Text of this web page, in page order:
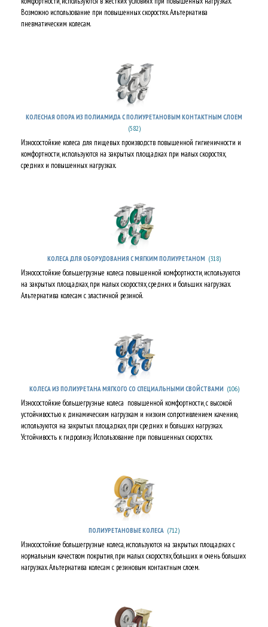
Возможно использование при повышенных скоростях. Альтернатива
пневматическим колесам.
КОЛЕСНАЯ ОПОРА ИЗ ПОЛИАМИДА С ПОЛИУРЕТАНОВЫМ КОНТАКТНЫМ СЛОЕМ
(582)
Износостойкие колеса для пищевых производств повышенной гигиеничности и
комфортности, используются на закрытых площадках при малых скоростях,
средних и повышенных нагрузках.
КОЛЕСА ДЛЯ ОБОРУДОВАНИЯ С МЯГКИМ ПОЛИУРЕТАНОМ (318)
Износостойкие большегрузные колеса повышенной комфортности, используются
на закрытых площадках, при малых скоростях, средних и больших нагрузках.
Альтернатива колесам с эластичной резиной.
КОЛЕСА ИЗ ПОЛИУРЕТАНА МЯГКОГО СО СПЕЦИАЛЬНЫМИ СВОЙСТВАМИ (106)
Износостойкие большегрузные колеса повышенной комфортности, с высокой
устойчивостью к динамическим нагрузкам и низким сопротивлением качению,
используются на закрытых площадках, при средних и больших нагрузках.
Устойчивость к гидролизу. Использование при повышенных скоростях.
ПОЛИУРЕТАНОВЫЕ КОЛЕСА (712)
Износостойкие большегрузные колеса, используются на закрытых площадках с
нормальным качеством покрытия, при малых скоростях, больших и очень больших
нагрузках. Альтернатива колесам с резиновым контактным слоем.